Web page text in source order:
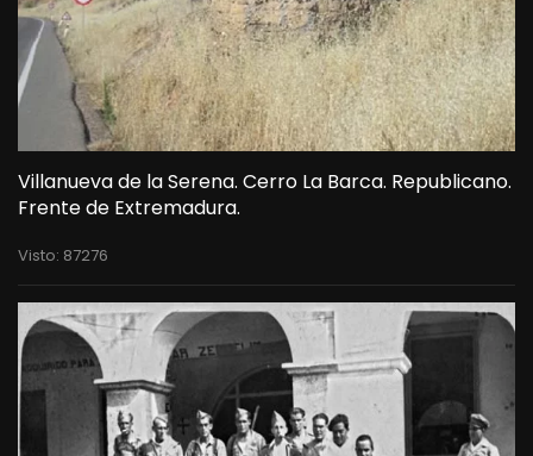
Villanueva de la Serena. Cerro La Barca. Republicano.
Frente de Extremadura.
Visto: 87276